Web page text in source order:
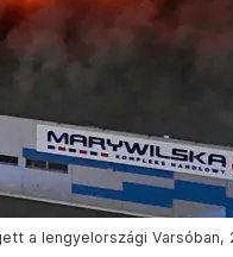
a lengyelországi Varsóban,